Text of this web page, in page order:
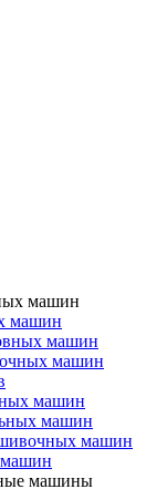
машин
машин
машин
машин
машин
машин